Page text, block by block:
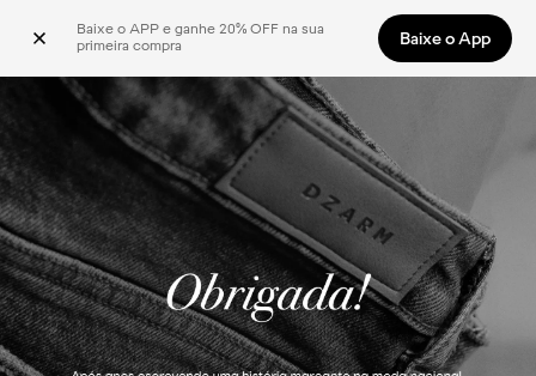
Baixe o APP e ganhe 20% OFF na sua
primeira compra
Baixe o App